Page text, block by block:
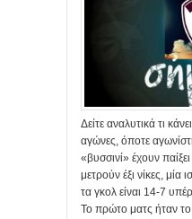
Δείτε αναλυτικά τι
αγώνες, όποτε
«βυσσινί» έχουν
μετρούν έξι νίκες, μία
τα γκολ είναι 14-7
Το πρώτο ματς ήταν